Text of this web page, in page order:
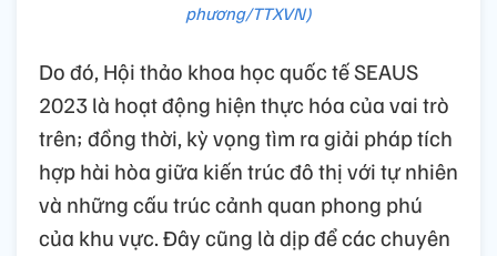
phương/TTXVN)
Do đó, Hội thảo khoa học quốc tế SEAUS
2023 là hoạt động hiện thực hóa của vai trò
trên; đồng thời, kỳ vọng tìm ra giải pháp tích
hợp hài hòa giữa kiến trúc đô thị với tự nhiên
và những cấu trúc cảnh quan phong phú
của khu vực. Đây cũng là dịp để các chuyên